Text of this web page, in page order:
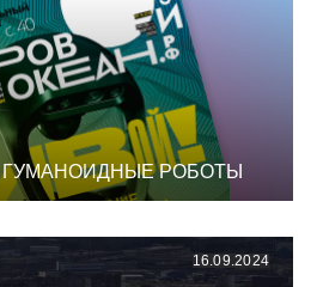
ГУМАНОИДНЫЕ РОБОТЫ
16.09.2024